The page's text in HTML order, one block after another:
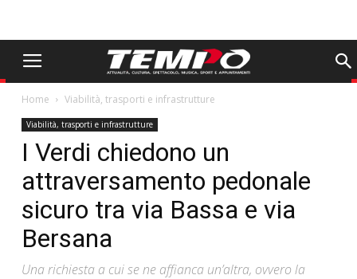
Home Viabilità, trasporti e infrastrutture
Viabilità, trasporti e infrastrutture
I Verdi chiedono un
attraversamento pedonale
sicuro tra via Bassa e via
Bersana
Una richiesta a cui se ne affianca un’altra, ovvero la